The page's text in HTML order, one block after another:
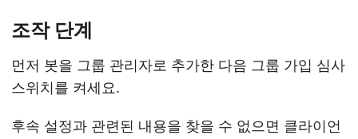
조작 단계
먼저 봇을 그룹 관리자로 추가한 다음 그룹 가입 심사
스위치를 켜세요.
후속 설정과 관련된 내용을 찾을 수 없으면 클라이언